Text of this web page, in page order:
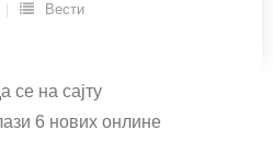
Вести
на сајту
6 нових онлине